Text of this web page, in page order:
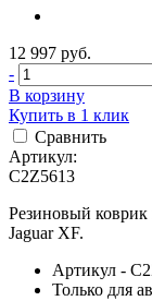
12 997 руб.
-
В корзину
Купить в 1 клик
Сравнить
Артикул:
C2Z5613
Резиновый
Jaguar XF.
Артикул -
Только для